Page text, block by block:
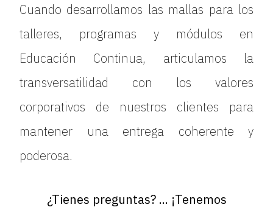
Cuando desarrollamos las mallas para los
talleres, programas y módulos en
Educación Continua, articulamos la
transversatilidad con los valores
corporativos de nuestros clientes para
mantener una entrega coherente y
poderosa.
¿Tienes preguntas? ... ¡Tenemos